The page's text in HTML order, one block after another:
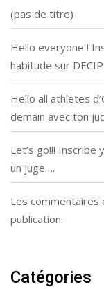
(pas de titre)
Hello everyone !
habitude sur
Hello all athletes
demain avec ton
Let’s go!!!
un juge….
Les
publication.
Catégories